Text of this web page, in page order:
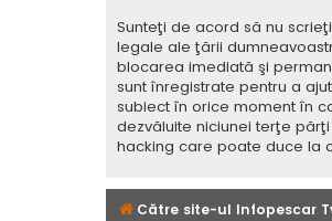
Sunteţi de acord să nu
legale ale ţării
blocarea imediată şi
sunt înregistrate pentru a
subiect în orice moment în
dezvăluite niciunei terţe
hacking care poate duce la
Către site-ul Infopescar